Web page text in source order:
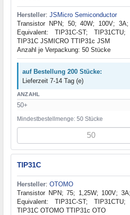
Hersteller: JSMicro Semiconductor
Transistor NPN; 50; 40W; 100V;
Equivalent: TIP31C-ST;
TIP31C JSMICRO TTIP31c JSM
Anzahl je Verpackung: 50 Stücke
auf Bestellung 200 Stücke:
Lieferzeit 7-14 Tag (e)
ANZAHL
50+
Mindestbestellmenge: 50 Stücke
TIP31C
Hersteller: OTOMO
Transistor NPN; 75; 1,25W; 100V;
Equivalent: TIP31C-ST;
TIP31C OTOMO TTIP31c OTO